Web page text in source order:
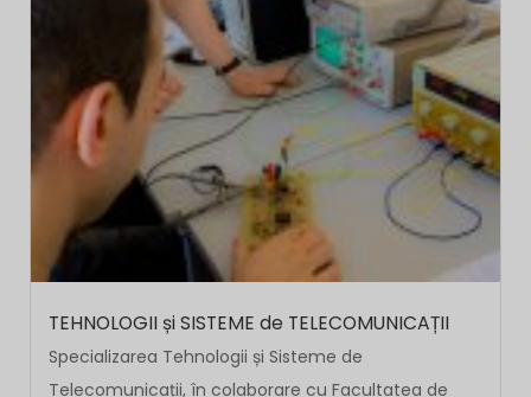
TEHNOLOGII și SISTEME de TELECOMUNICAȚII
Specializarea Tehnologii și Sisteme de
Telecomunicații, în colaborare cu Facultatea de